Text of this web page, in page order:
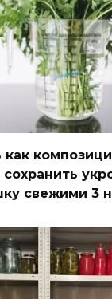
как
сохранить
свежими 3